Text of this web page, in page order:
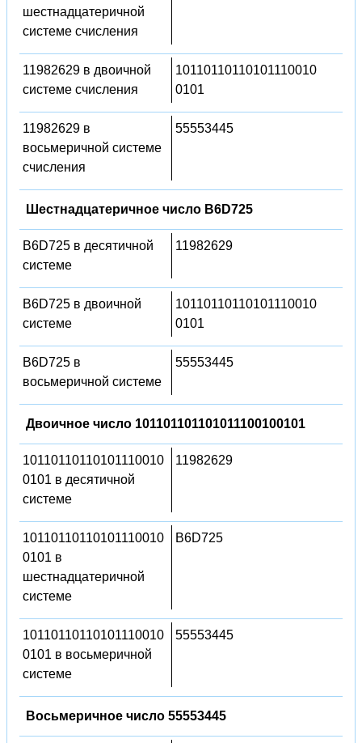
шестнадцатеричной
системе счисления
11982629 в двоичной
системе счисления
10110110110101110010
0101
11982629 в
восьмеричной системе
счисления
55553445
Шестнадцатеричное число B6D725
B6D725 в десятичной
системе
11982629
B6D725 в двоичной
системе
10110110110101110010
0101
B6D725 в
восьмеричной системе
55553445
Двоичное число 101101101101011100100101
10110110110101110010
0101 в десятичной
системе
11982629
10110110110101110010
0101 в
шестнадцатеричной
системе
B6D725
10110110110101110010
0101 в восьмеричной
системе
55553445
Восьмеричное число 55553445